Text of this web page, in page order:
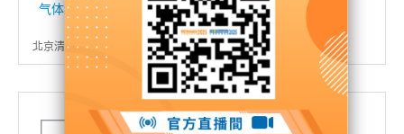
气体绝缘环网柜（环保气
体/SF6气体）
北京清畅电力技术股份有限公司
BlokSeT柜
俊郎电气有限公司